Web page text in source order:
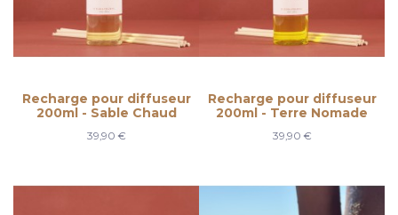
Recharge pour diffuseur
200ml - Sable Chaud
39,90 €
Recharge pour diffuseur
200ml - Terre Nomade
39,90 €